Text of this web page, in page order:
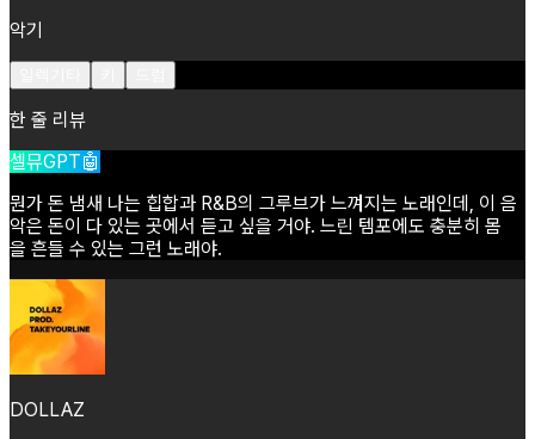
악기
한 줄 리뷰
셀뮤GPT🤖
뭔가 돈 냄새 나는 힙합과 R&B의 그루브가 느껴지는 노래인데, 이 음
악은 돈이 다 있는 곳에서 듣고 싶을 거야. 느린 템포에도 충분히 몸
을 흔들 수 있는 그런 노래야.
DOLLAZ